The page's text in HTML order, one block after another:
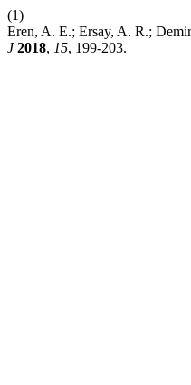
(1)
Eren, A. E.; Ersay, A. R.;
J 2018, 15, 199-203.